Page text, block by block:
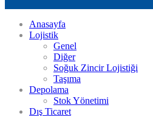
Anasayfa
Lojistik
Genel
Diğer
Soğuk Zincir Lojistiği
Taşıma
Depolama
Stok Yönetimi
Dış Ticaret